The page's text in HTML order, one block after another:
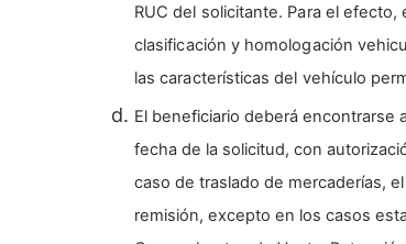
RUC del solicitante. Para el
clasificación y homologación
las características del vehículo
El beneficiario deberá encontrarse
fecha de la solicitud, con
caso de traslado de mercaderías,
remisión, excepto en los casos